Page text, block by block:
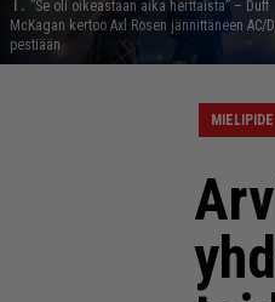
”Se oli oikeastaan aika herttaista” – Duff
McKagan kertoo Axl Rosen jännittäneen AC/
pestiään
MIELIPIDE